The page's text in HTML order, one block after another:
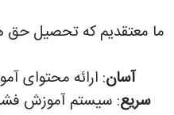
ما معتقدیم که تحصیل حق
آسان: ارائه محتوای
سریع: سیستم آموزش